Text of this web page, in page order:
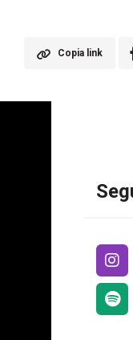
Copia link